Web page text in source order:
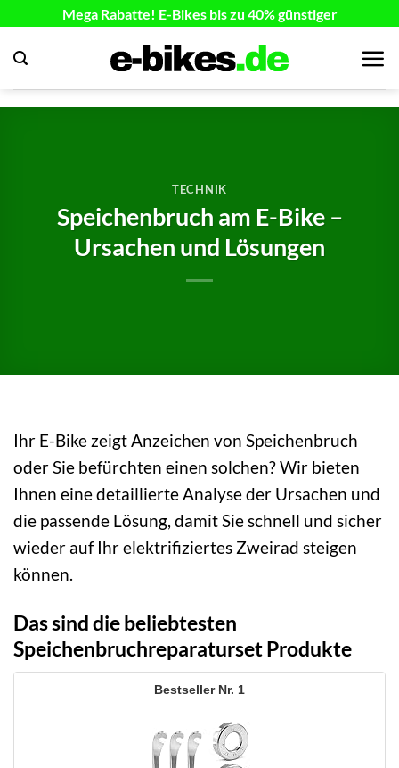
springen
Mega Rabatte! E-Bikes bis zu 40% günstiger
TECHNIK
Speichenbruch am E-Bike –
Ursachen und Lösungen
Ihr E-Bike zeigt Anzeichen von Speichenbruch
oder Sie befürchten einen solchen? Wir bieten
Ihnen eine detaillierte Analyse der Ursachen und
die passende Lösung, damit Sie schnell und sicher
wieder auf Ihr elektrifiziertes Zweirad steigen
können.
Das sind die beliebtesten
Speichenbruchreparaturset Produkte
1